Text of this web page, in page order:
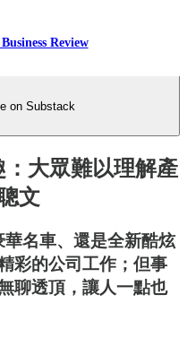
Review
on Substack
大眾難以理解產
文
名車、還是全新酷炫
彩的公司工作；但事
聊透頂，讓人一點也